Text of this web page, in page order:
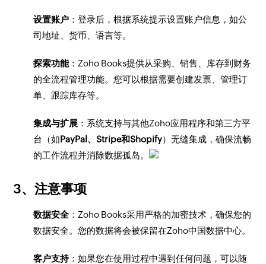
设置账户 ：登录后，根据系统提示设置账户信息，如公
司地址、货币、语言等。
探索功能：Zoho Books提供从采购、销售、库存到财务
的全流程管理功能。您可以根据需要创建发票、管理订
单、跟踪库存等。
集成与扩展 ：系统支持与其他Zoho应用程序和第三方平
台（如PayPal、Stripe和Shopify）无缝集成，确保流畅
的工作流程并消除数据孤岛。
3、注意事项
数据安全：Zoho Books采用严格的加密技术，确保您的
数据安全。您的数据将会被保留在Zoho中国数据中心。
客户支持：如果您在使用过程中遇到任何问题，可以随